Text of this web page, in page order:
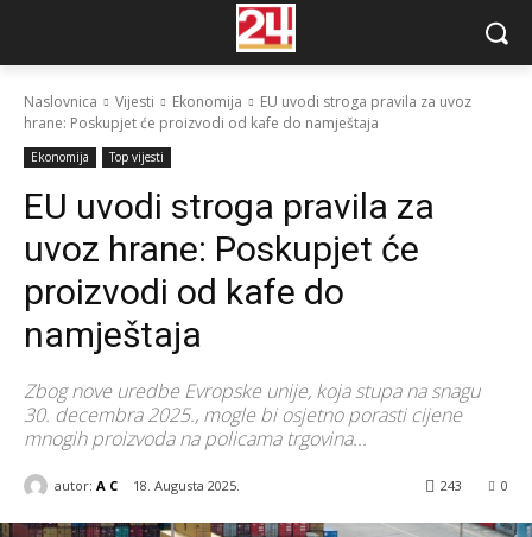
Naslovnica Vijesti Ekonomija
EU uvodi stroga pravila za uvoz
hrane: Poskupjet će proizvodi od kafe do namještaja
Ekonomija Top vijesti
EU uvodi stroga pravila za
uvoz hrane: Poskupjet će
proizvodi od kafe do
namještaja
Zbog nove uredbe Evropske unije, koja stupa na snagu
30. decembra 2025., mogle bi osjetno porasti cijene
mnogih proizvoda na policama trgovina...
autor: A C 18. Augusta 2025. 0
243